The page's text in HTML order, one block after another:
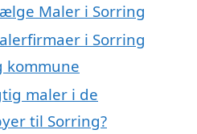
Maler i Sorring
i Sorring
kommune
maler i de
til Sorring?